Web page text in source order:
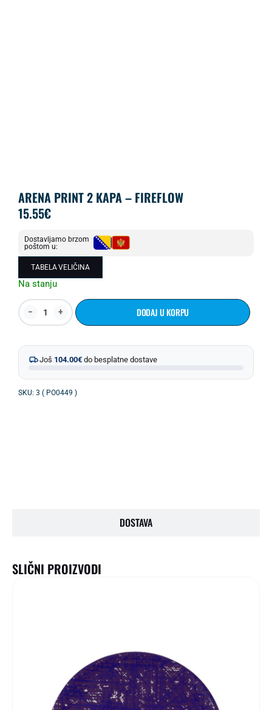
ARENA PRINT 2 KAPA – FIREFLOW
15.55€
Dostavljamo brzom
poštom u:
TABELA VELIČINA
Na stanju
DODAJ U KORPU
Još 104.00€ do besplatne dostave
SKU: 3 ( PO0449 )
DOSTAVA
SLIČNI PROIZVODI